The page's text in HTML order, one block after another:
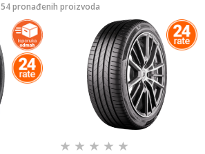
54 pronađenih proizvoda